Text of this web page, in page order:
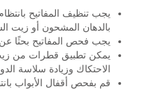
يجب تنظيف المفاتيح
بالدهان المشحون أو زيت
يجب فحص المفاتيح بحثًا
يمكن تطبيق قطرات من زيت
الاحتكاك وزيادة سلاسة
قم بفحص أقفال الأبواب